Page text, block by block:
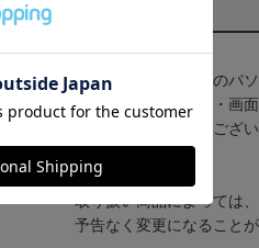
【カラーについて】
商品画像は、お使いのパ
ンのメーカー・機種・画
なって見える場合がござ
【仕様について】
取り扱い商品によっては
予告なく変更になることが